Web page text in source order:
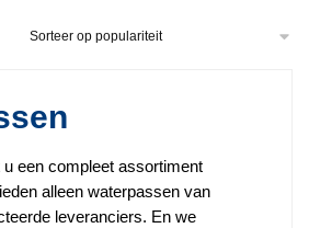
u een compleet assortiment
alleen waterpassen van
leveranciers. En we